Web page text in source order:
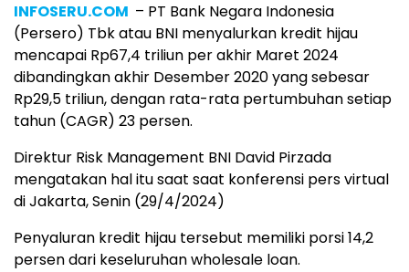
INFOSERU.COM – PT Bank Negara Indonesia
(Persero) Tbk atau BNI menyalurkan kredit hijau
mencapai Rp67,4 triliun per akhir Maret 2024
dibandingkan akhir Desember 2020 yang sebesar
Rp29,5 triliun, dengan rata-rata pertumbuhan setiap
tahun (CAGR) 23 persen.
Direktur Risk Management BNI David Pirzada
mengatakan hal itu saat saat konferensi pers virtual
di Jakarta, Senin (29/4/2024)
Penyaluran kredit hijau tersebut memiliki porsi 14,2
persen dari keseluruhan wholesale loan.